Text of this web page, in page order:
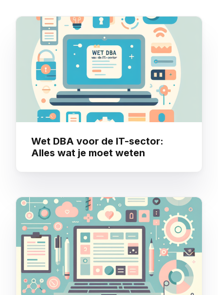
You may also like
Wet DBA voor de IT-sector:
Alles wat je moet weten